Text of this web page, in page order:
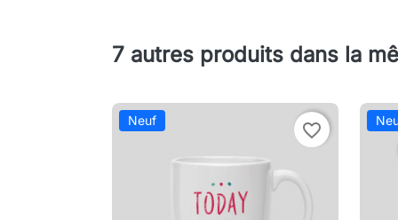
7 autres produits dans la
Neuf favorite_border